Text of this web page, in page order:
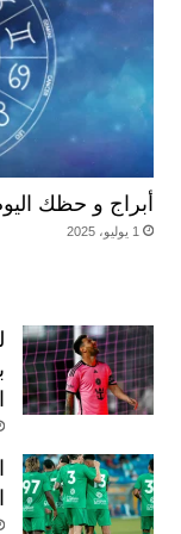
أبراج و حظك اليوم
1 يوليو، 2025